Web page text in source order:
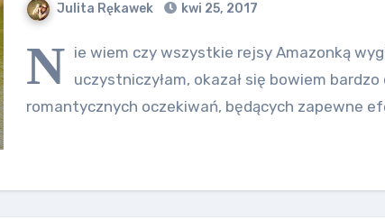
Julita Rękawek kwi 25, 2017
N ie wiem czy wszystkie rejsy Amazonką
uczystniczyłam, okazał się bowiem
romantycznych oczekiwań, będących zapewne